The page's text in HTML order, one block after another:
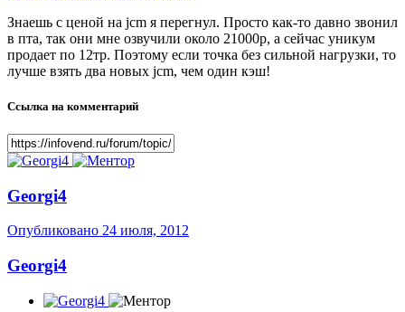
Знаешь с ценой на jcm я перегнул. Просто как-то давно звонил
в пта, так они мне озвучили около 21000р, а сейчас уникум
продает по 12тр. Поэтому если точка без сильной нагрузки, то
лучше взять два новых jcm, чем один кэш!
Ссылка на комментарий
Georgi4
Опубликовано 24 июля, 2012
Georgi4